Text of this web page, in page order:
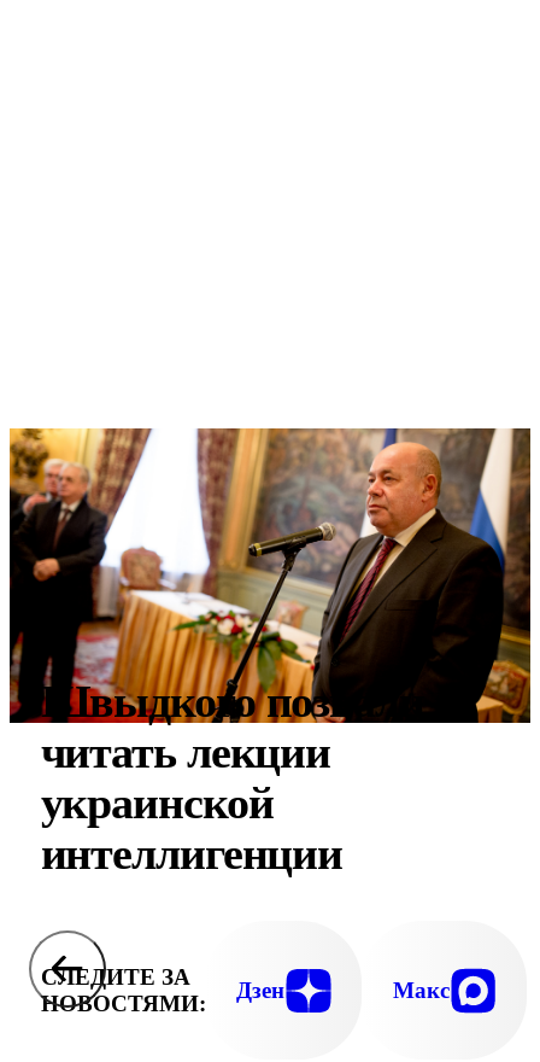
Швыдкого позвали
читать лекции
украинской
интеллигенции
СЛЕДИТЕ ЗА
НОВОСТЯМИ:
Дзен Макс